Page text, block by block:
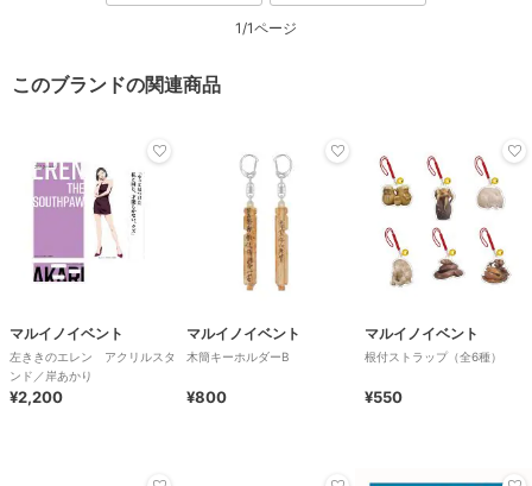
1/1ページ
このブランドの関連商品
マルイノイベント
左ききのエレン アクリルスタ
ンド／岸あかり
¥2,200
マルイノイベント
木簡キーホルダーB
¥800
マルイノイベント
根付ストラップ（全6種）
¥550